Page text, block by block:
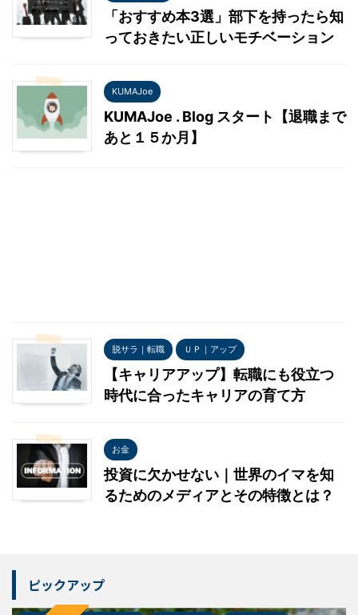
「おすすめ本3選」部下を持ったら知
っておきたい正しいモチベーション
KUMAJoe
KUMAJoe . Blog スタート【退職まで
あと１５か月】
脱サラ｜転職 ＵＰ｜アップ
【キャリアアップ】転職にも役立つ
時代に合ったキャリアの育て方
お金
投資に欠かせない｜世界のイマを知
るためのメディアとその特徴とは？
ピックアップ